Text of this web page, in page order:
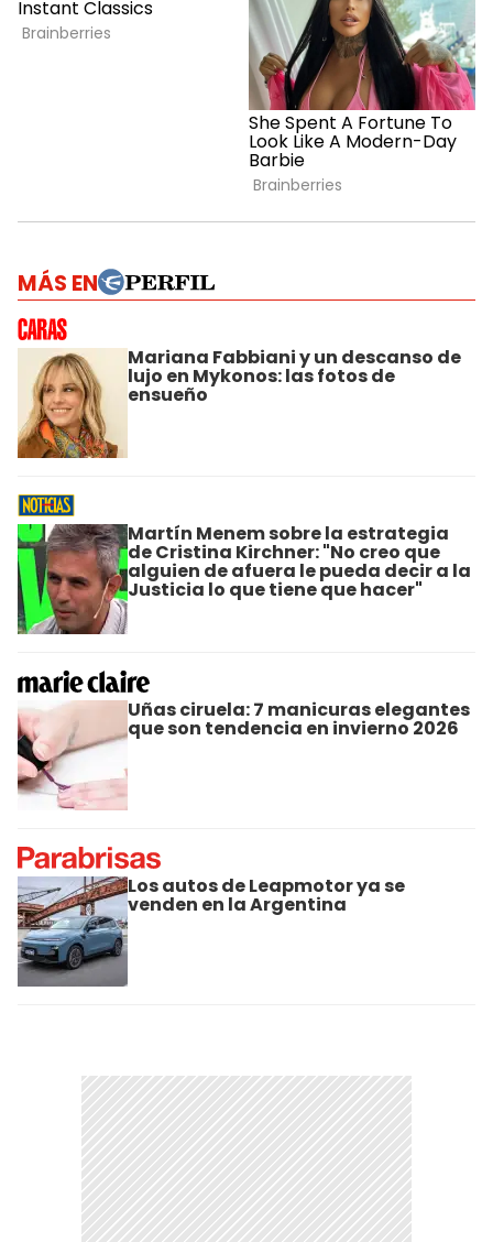
MÁS EN
Mariana Fabbiani y un descanso de
lujo en Mykonos: las fotos de
ensueño
Martín Menem sobre la estrategia
de Cristina Kirchner: "No creo que
alguien de afuera le pueda decir a la
Justicia lo que tiene que hacer"
Uñas ciruela: 7 manicuras elegantes
que son tendencia en invierno 2026
Los autos de Leapmotor ya se
venden en la Argentina